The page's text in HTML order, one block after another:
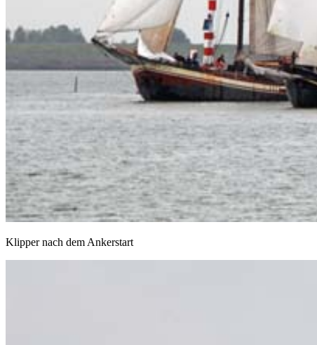
Klipper nach dem Ankerstart